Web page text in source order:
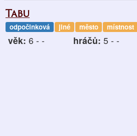
Tabu
odpočinková jiné město místnost
věk: 6 - - hráčů: 5 - -